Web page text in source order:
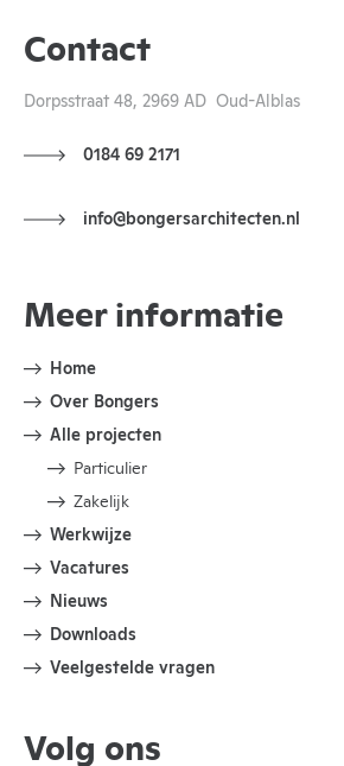
Contact
Dorpsstraat 48, 2969 AD Oud-Alblas
0184 69 2171
info@bongersarchitecten.nl
Meer informatie
Home
Over Bongers
Alle projecten
Particulier
Zakelijk
Werkwijze
Vacatures
Nieuws
Downloads
Veelgestelde vragen
Volg ons